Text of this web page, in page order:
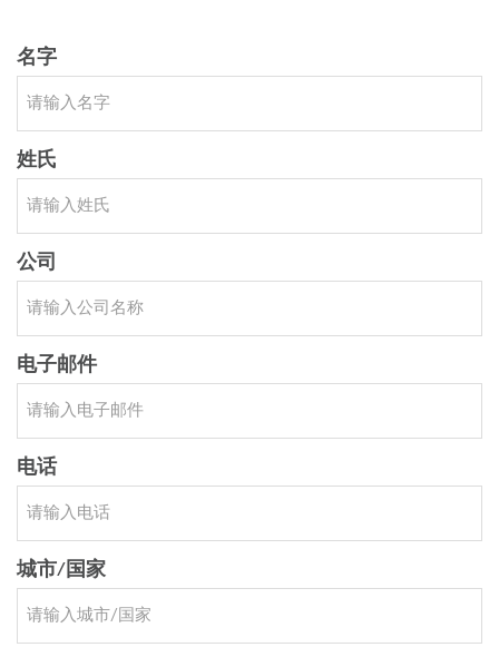
名字
姓氏
公司
电子邮件
电话
城市/国家